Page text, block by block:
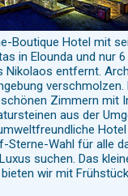
Boutique Hotel mit
in Elounda und nur
Nikolaos entfernt.
verschmolzen.
Zimmern mit
aus der
Hotel
Sterne-Wahl für alle
suchen. Das
wir mit